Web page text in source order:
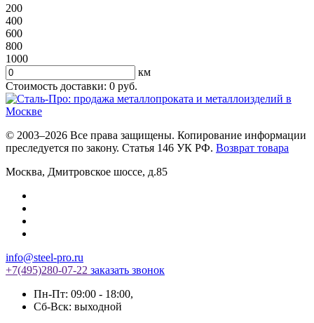
200
400
600
800
1000
км
Стоимость доставки: 0 руб.
© 2003–2026 Все права защищены. Копирование информации
преследуется по закону. Статья 146 УК РФ. Возврат товара
Москва, Дмитровское шоссе, д.85
info@steel-pro.ru
+7(495)280-07-22 заказать звонок
Пн-Пт: 09:00 - 18:00,
Cб-Вск: выходной